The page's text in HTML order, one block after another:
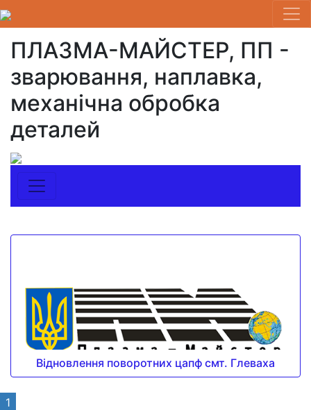
ПЛАЗМА-МАЙСТЕР, ПП -
зварювання, наплавка,
механічна обробка
деталей
Відновлення поворотних цапф смт. Глеваха
1